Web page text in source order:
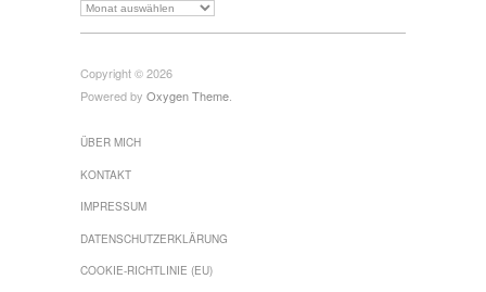
Archiv
Copyright © 2026
Powered by Oxygen Theme.
ÜBER MICH
KONTAKT
IMPRESSUM
DATENSCHUTZ­ERKLÄRUNG
COOKIE-RICHTLINIE (EU)